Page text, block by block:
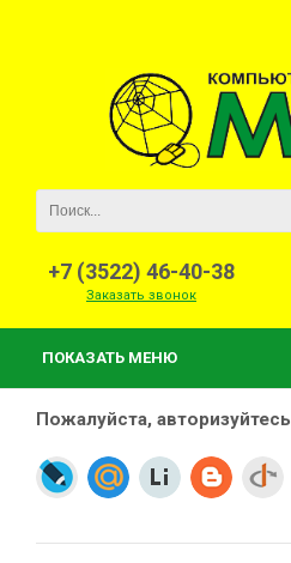
+7 (3522) 46-40-38
Заказать звонок
ПОКАЗАТЬ МЕНЮ
Пожалуйста, авторизуйтесь